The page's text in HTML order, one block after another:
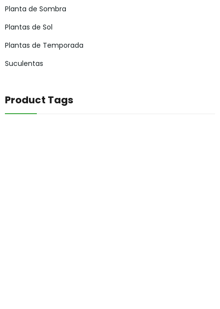
Planta de Sombra
Plantas de Sol
Plantas de Temporada
Suculentas
Product Tags